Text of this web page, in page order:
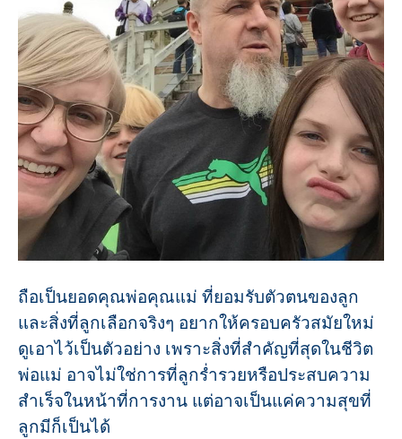
ถือเป็นยอดคุณพ่อคุณแม่ ที่ยอมรับตัวตนของลูก
และสิ่งที่ลูกเลือกจริงๆ อยากให้ครอบครัวสมัยใหม่
ดูเอาไว้เป็นตัวอย่าง เพราะสิ่งที่สำคัญที่สุดในชีวิต
พ่อแม่ อาจไม่ใช่การที่ลูกร่ำรวยหรือประสบความ
สำเร็จในหน้าที่การงาน แต่อาจเป็นแค่ความสุขที่
ลูกมีก็เป็นได้